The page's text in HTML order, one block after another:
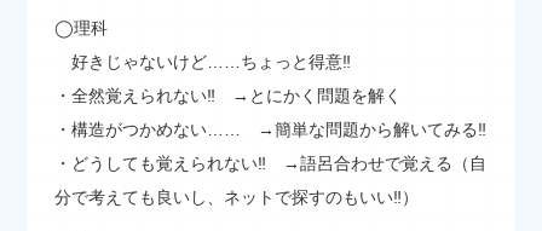
◯理科
好きじゃないけど……ちょっと得意‼
・全然覚えられない‼ →とにかく問題を解く
・構造がつかめない…… →簡単な問題から解いてみる‼
・どうしても覚えられない‼ →語呂合わせで覚える（自
分で考えても良いし、ネットで探すのもいい‼）